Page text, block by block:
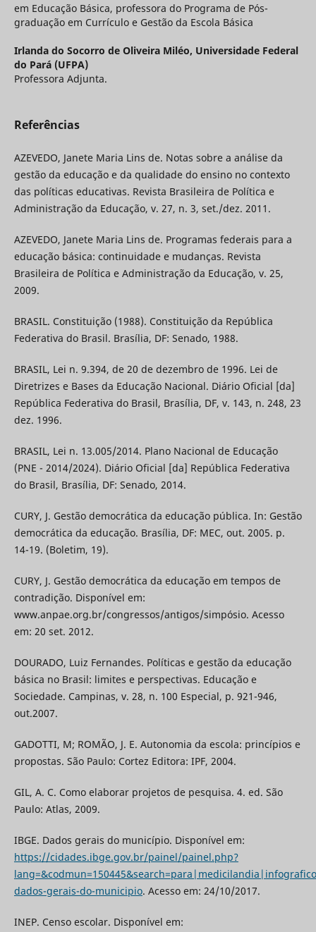
em Educação Básica, professora do Programa de Pós-
graduação em Currículo e Gestão da Escola Básica
Irlanda do Socorro de Oliveira Miléo, Universidade Federal
do Pará (UFPA)
Professora Adjunta.
Referências
AZEVEDO, Janete Maria Lins de. Notas sobre a análise da
gestão da educação e da qualidade do ensino no contexto
das políticas educativas. Revista Brasileira de Política e
Administração da Educação, v. 27, n. 3, set./dez. 2011.
AZEVEDO, Janete Maria Lins de. Programas federais para a
educação básica: continuidade e mudanças. Revista
Brasileira de Política e Administração da Educação, v. 25,
2009.
BRASIL. Constituição (1988). Constituição da República
Federativa do Brasil. Brasília, DF: Senado, 1988.
BRASIL, Lei n. 9.394, de 20 de dezembro de 1996. Lei de
Diretrizes e Bases da Educação Nacional. Diário Oficial [da]
República Federativa do Brasil, Brasília, DF, v. 143, n. 248, 23
dez. 1996.
BRASIL, Lei n. 13.005/2014. Plano Nacional de Educação
(PNE - 2014/2024). Diário Oficial [da] República Federativa
do Brasil, Brasília, DF: Senado, 2014.
CURY, J. Gestão democrática da educação pública. In: Gestão
democrática da educação. Brasília, DF: MEC, out. 2005. p.
14-19. (Boletim, 19).
CURY, J. Gestão democrática da educação em tempos de
contradição. Disponível em:
www.anpae.org.br/congressos/antigos/simpósio. Acesso
em: 20 set. 2012.
DOURADO, Luiz Fernandes. Políticas e gestão da educação
básica no Brasil: limites e perspectivas. Educação e
Sociedade. Campinas, v. 28, n. 100 Especial, p. 921-946,
out.2007.
GADOTTI, M; ROMÃO, J. E. Autonomia da escola: princípios e
propostas. São Paulo: Cortez Editora: IPF, 2004.
GIL, A. C. Como elaborar projetos de pesquisa. 4. ed. São
Paulo: Atlas, 2009.
IBGE. Dados gerais do município. Disponível em:
https://cidades.ibge.gov.br/painel/painel.php?
dados-gerais-do-municipio. Acesso em: 24/10/2017.
INEP. Censo escolar. Disponível em: